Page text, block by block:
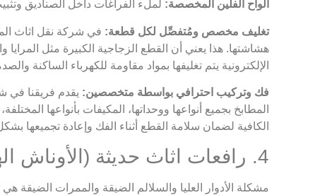
ألواح الفلين المخصصة: لملء الفراغات داخل الصناديق
تغليف مخصص ومُتفصِّل لكل قطعة: في شركة نقل اثاث
هشاشتها. هذا يعني أن القطع الزجاجية الكبيرة مثل
الإلكترونية يتم تغليفها بمواد مقاومة للكهرباء الساكنة
فك وتركيب احترافي بواسطة متخصصين: يقدم فريقنا في
المطابخ بجميع أنواعها ووحداتها، المكيفات بأنواعها
الكافية لضمان سلامة القطع أثناء الفك وإعادة تجميعها
4. رافعات اثاث حديثة (الأوناش الهيدروليكية) للوصول الآمن والفعال
مشكلة الأدوار العليا والسلالم الضيقة والممرات